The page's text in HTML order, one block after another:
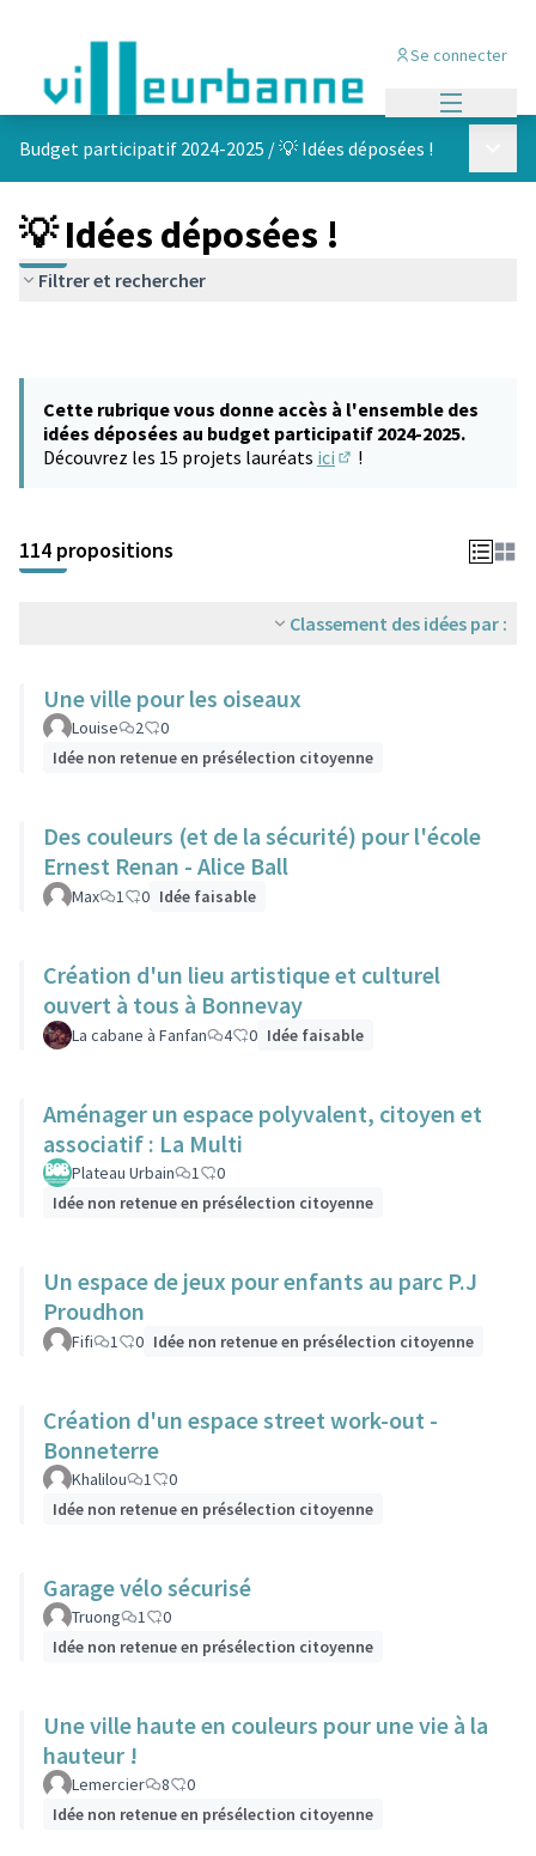
Se connecter
Budget participatif 2024-2025 /💡 Idées déposées !
💡 Idées déposées !
Filtrer et rechercher
Cette rubrique vous donne accès à l'ensemble des
idées déposées au budget participatif 2024-2025.
Découvrez les 15 projets lauréats ici !
114 propositions
Classement des idées par :
Une ville pour les oiseaux
Louise 2
0
Idée non retenue en présélection citoyenne
Des couleurs (et de la sécurité) pour l'école
Ernest Renan - Alice Ball
Max 1 0 Idée faisable
Création d'un lieu artistique et culturel
ouvert à tous à Bonnevay
La cabane à Fanfan 4 0 Idée faisable
Aménager un espace polyvalent, citoyen et
associatif : La Multi
Plateau Urbain 1
0
Idée non retenue en présélection citoyenne
Un espace de jeux pour enfants au parc P.J
Proudhon
Fifi 1 0 Idée non retenue en présélection citoyenne
Création d'un espace street work-out -
Bonneterre
Khalilou 1
0
Idée non retenue en présélection citoyenne
Garage vélo sécurisé
Truong 1
0
Idée non retenue en présélection citoyenne
Une ville haute en couleurs pour une vie à la
hauteur !
Lemercier 8
0
Idée non retenue en présélection citoyenne